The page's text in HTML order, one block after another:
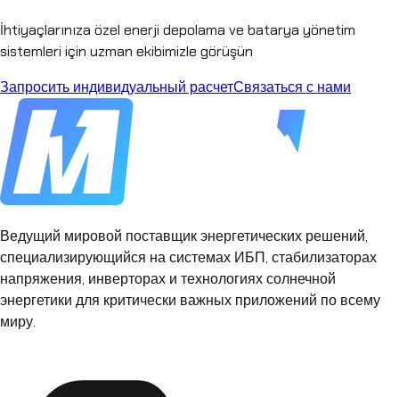
İhtiyaçlarınıza özel enerji depolama ve batarya yönetim
sistemleri için uzman ekibimizle görüşün
Запросить индивидуальный расчетСвязаться с нами
Ведущий мировой поставщик энергетических решений,
специализирующийся на системах ИБП, стабилизаторах
напряжения, инверторах и технологиях солнечной
энергетики для критически важных приложений по всему
миру.